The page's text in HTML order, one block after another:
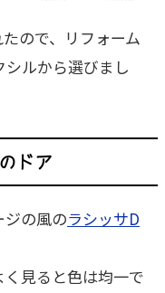
ので、リフォーム
ルから選びまし
ドア
ジの風のラシッサD
見ると色は均一で